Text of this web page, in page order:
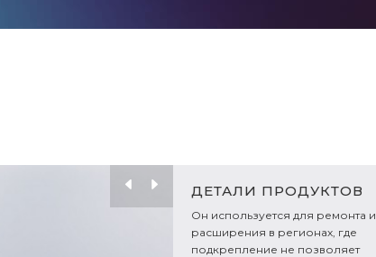
ДЕТАЛИ ПРОДУКТОВ
Он используется для ремонта и
расширения в регионах, где
подкрепление не позволяет